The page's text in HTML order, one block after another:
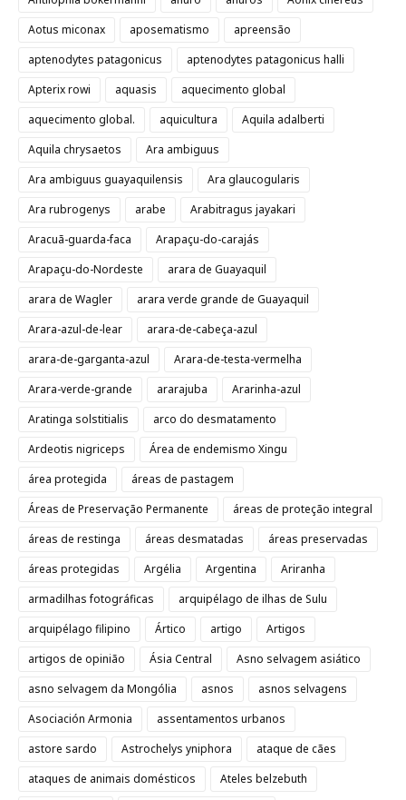
Aotus miconax
aposematismo
apreensão
aptenodytes patagonicus
aptenodytes patagonicus halli
Apterix rowi
aquasis
aquecimento global
aquecimento global.
aquicultura
Aquila adalberti
Aquila chrysaetos
Ara ambiguus
Ara ambiguus guayaquilensis
Ara glaucogularis
Ara rubrogenys
arabe
Arabitragus jayakari
Aracuã-guarda-faca
Arapaçu-do-carajás
Arapaçu-do-Nordeste
arara de Guayaquil
arara de Wagler
arara verde grande de Guayaquil
Arara-azul-de-lear
arara-de-cabeça-azul
arara-de-garganta-azul
Arara-de-testa-vermelha
Arara-verde-grande
ararajuba
Ararinha-azul
Aratinga solstitialis
arco do desmatamento
Ardeotis nigriceps
Área de endemismo Xingu
área protegida
áreas de pastagem
Áreas de Preservação Permanente
áreas de proteção integral
áreas de restinga
áreas desmatadas
áreas preservadas
áreas protegidas
Argélia Argentina
Ariranha
armadilhas fotográficas
arquipélago de ilhas de Sulu
arquipélago filipino
Ártico artigo
Artigos
artigos de opinião
Ásia Central
Asno selvagem asiático
asno selvagem da Mongólia
asnos
asnos selvagens
Asociación Armonia
assentamentos urbanos
astore sardo
Astrochelys yniphora
ataque de cães
ataques de animais domésticos
Ateles belzebuth